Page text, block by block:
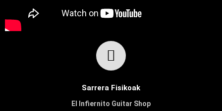
Sarrera Fisikoak
El Infiernito Guitar Shop